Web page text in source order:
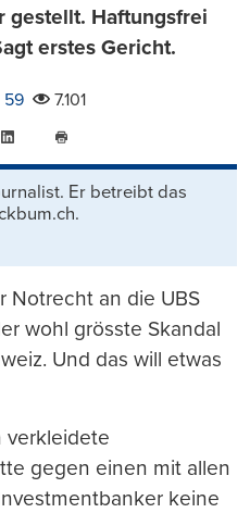
gestellt. Haftungsfrei
erstes Gericht.
59
7.101
LinkedIn
drucken
Er betreibt das
Notrecht an die UBS
wohl grösste Skandal
Und das will etwas
verkleidete
gegen einen mit allen
keine